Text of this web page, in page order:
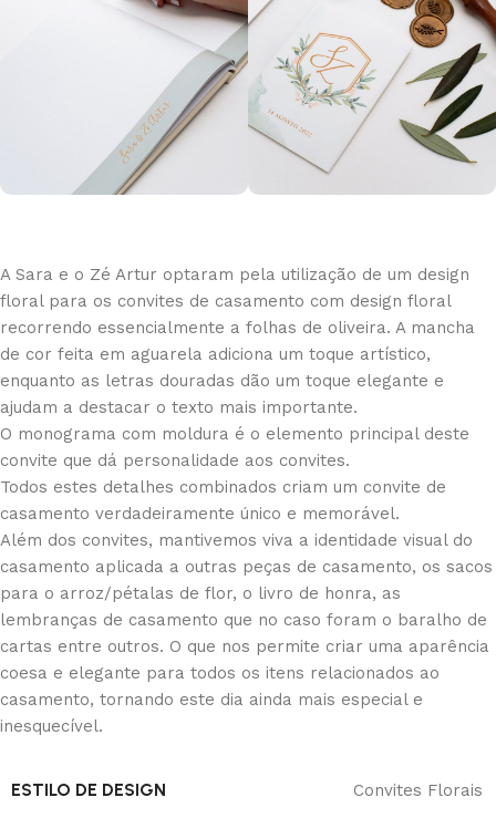
A Sara e o Zé Artur optaram pela utilização de um design
floral para os convites de casamento com design floral
recorrendo essencialmente a folhas de oliveira. A mancha
de cor feita em aguarela adiciona um toque artístico,
enquanto as letras douradas dão um toque elegante e
ajudam a destacar o texto mais importante.
O monograma com moldura é o elemento principal deste
convite que dá personalidade aos convites.
Todos estes detalhes combinados criam um convite de
casamento verdadeiramente único e memorável.
Além dos convites, mantivemos viva a identidade visual do
casamento aplicada a outras peças de casamento, os sacos
para o arroz/pétalas de flor, o livro de honra, as
lembranças de casamento que no caso foram o baralho de
cartas entre outros. O que nos permite criar uma aparência
coesa e elegante para todos os itens relacionados ao
casamento, tornando este dia ainda mais especial e
inesquecível.
ESTILO DE DESIGN Convites Florais